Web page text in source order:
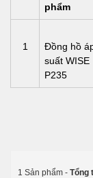
phẩm
1
Đồng hồ
suất WISE
P235
1 Sản phẩm - Tổng